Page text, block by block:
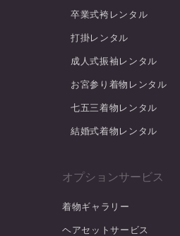
卒業式袴レンタル
打掛レンタル
成人式振袖レンタル
お宮参り着物レンタル
七五三着物レンタル
結婚式着物レンタル
オプションサービス
着物ギャラリー
ヘアセットサービス